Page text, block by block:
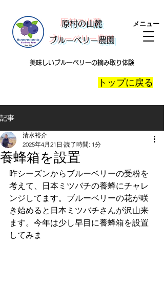
​原村の山麓
ブルーベリー農園
メニュー
美味しいブルーベリーの摘み取り体験
​トップに戻る
記事
養蜂箱を設置
清水裕介
2025年4月21日 読了時間: 1分
昨シーズンからブルーベリーの受粉を
考えて、日本ミツバチの養蜂にチャレ
ンジしてます。ブルーベリーの花が咲
き始めると日本ミツバチさんが沢山来
ます。今年は少し早目に養蜂箱を設置
してみま